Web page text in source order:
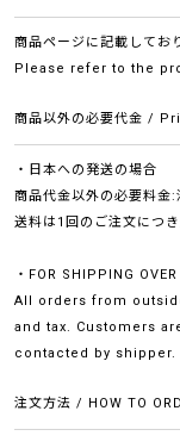
商品ページに記載してお
Please refer to the
商品以外の必要代金 /
・日本への発送の場合
商品代金以外の必要料金:
送料は1回のご注文につ
・FOR SHIPPING OVER
All orders from
and tax. Customers
contacted by shipper.
注文方法 / HOW TO